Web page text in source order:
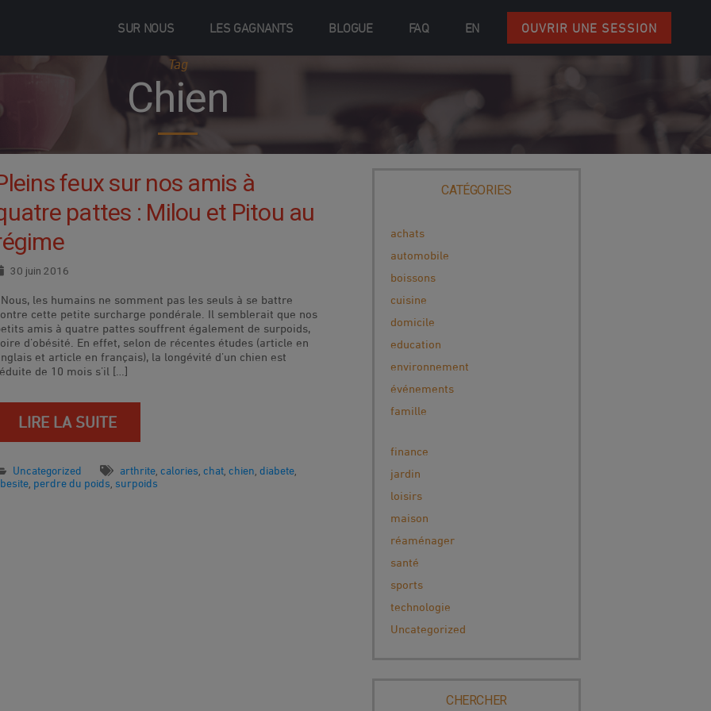
SUR NOUS LES GAGNANTS BLOGUE FAQ EN OUVRIR UNE SESSION
Tag
Chien
feux sur nos amis à
pattes : Milou et Pitou au
30 juin 2016
Nous, les humains ne somment pas les seuls à se battre
cette petite surcharge pondérale. Il semblerait que nos
amis à quatre pattes souffrent également de surpoids,
d’obésité. En effet, selon de récentes études (article en
et article en français), la longévité d’un chien est
de 10 mois s’il […]
LIRE LA SUITE
Uncategorized arthrite ,calories ,chat ,chien ,diabete
perdre du poids surpoids
CATÉGORIES
achats
automobile
boissons
cuisine
domicile
education
environnement
événements
famille
finance
jardin
loisirs
maison
réaménager
santé
sports
technologie
Uncategorized
CHERCHER